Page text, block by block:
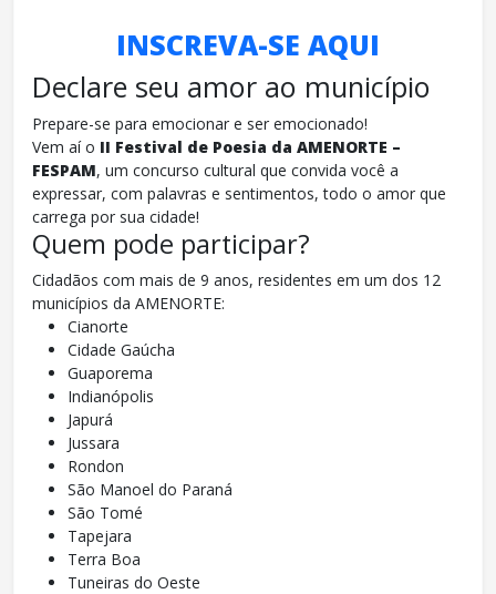
INSCREVA-SE AQUI
Declare seu amor ao município
Prepare-se para emocionar e ser emocionado!
Vem aí o II Festival de Poesia da AMENORTE –
FESPAM, um concurso cultural que convida você a
expressar, com palavras e sentimentos, todo o amor que
carrega por sua cidade!
Quem pode participar?
Cidadãos com mais de 9 anos, residentes em um dos 12
municípios da AMENORTE:
Cianorte
Cidade Gaúcha
Guaporema
Indianópolis
Japurá
Jussara
Rondon
São Manoel do Paraná
São Tomé
Tapejara
Terra Boa
Tuneiras do Oeste